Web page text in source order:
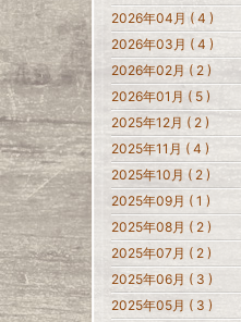
2026年04月 ( 4 )
2026年03月 ( 4 )
2026年02月 ( 2 )
2026年01月 ( 5 )
2025年12月 ( 2 )
2025年11月 ( 4 )
2025年10月 ( 2 )
2025年09月 ( 1 )
2025年08月 ( 2 )
2025年07月 ( 2 )
2025年06月 ( 3 )
2025年05月 ( 3 )